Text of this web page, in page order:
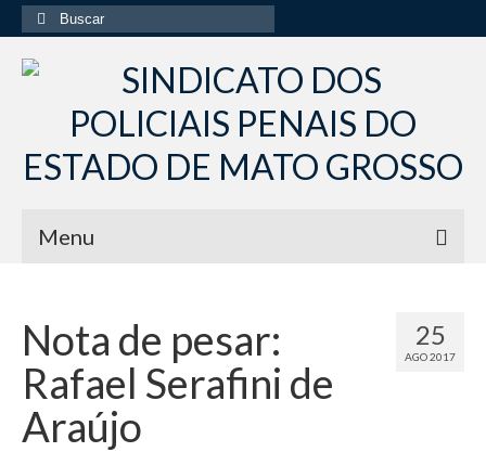
Buscar
por:
Menu
Institucional
Diretoria Sindsppen
Histórico do Sindsppen
25
AGO 2017
Nota de pesar:
Rafael Serafini de
Araújo